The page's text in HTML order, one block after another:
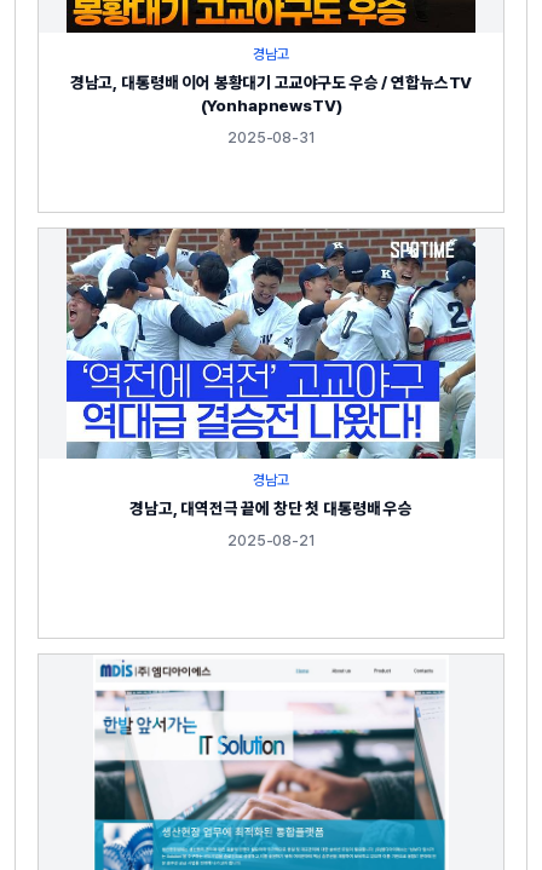
경남고
경남고, 대통령배 이어 봉황대기 고교야구도 우승 / 연합뉴스TV
(YonhapnewsTV)
2025-08-31
경남고
경남고, 대역전극 끝에 창단 첫 대통령배 우승
2025-08-21